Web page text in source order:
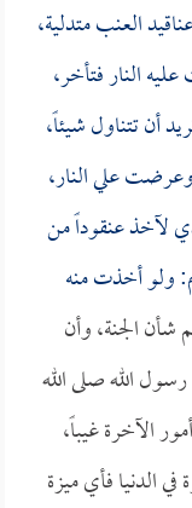
العنب متدلية،
النار فتأخر،
أن تتناول شيئاً،
علي النار،
لآخذ عنقوداً من
ولو أخذت منه
شأن الجنة، وأن
رسول الله صلى الله
الآخرة غيباً،
في الدنيا فأي ميزة